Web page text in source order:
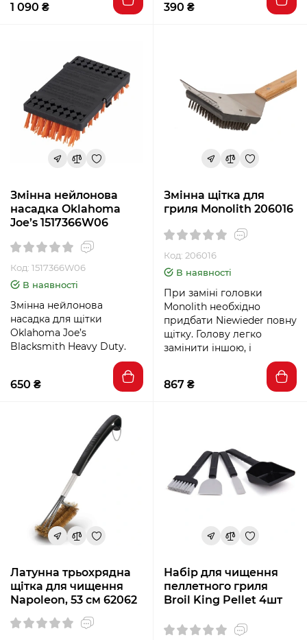
1 090 ₴ 390 ₴
Змінна нейлонова
насадка Oklahoma
Joe’s 1517366W06
Код: 1517366W06
В наявності
Змінна нейлонова
насадка для щітки
Oklahoma Joe’s
Blacksmith Heavy Duty.
650 ₴
Змінна щітка для
гриля Monolith 206016
Код: 206016
В наявності
При заміні головки
Monolith необхідно
придбати Niewieder повну
щітку. Голову легко
замінити іншою, і
867 ₴
Латунна трьохрядна
щітка для чищення
Napoleon, 53 см 62062
Набір для чищення
пеллетного гриля
Broil King Pellet 4шт